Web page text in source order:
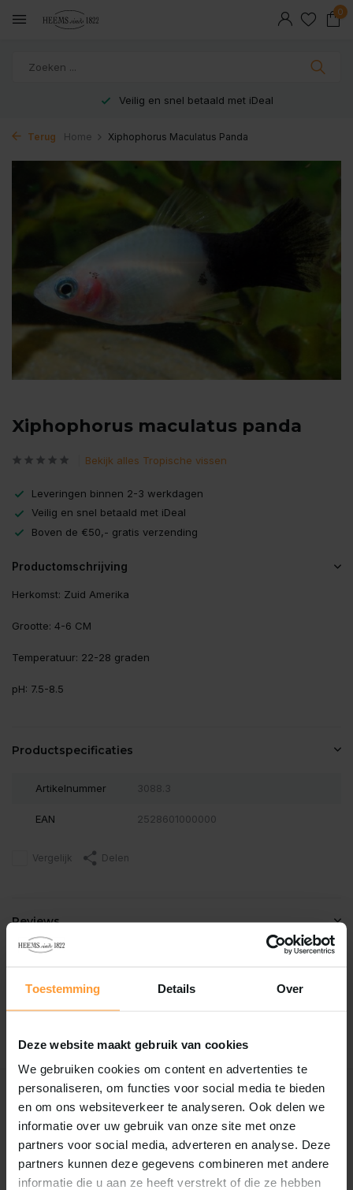
Toestemming Details Over
Deze website maakt gebruik van cookies
We gebruiken cookies om content en advertenties te
personaliseren, om functies voor social media te bieden
en om ons websiteverkeer te analyseren. Ook delen we
informatie over uw gebruik van onze site met onze
partners voor social media, adverteren en analyse. Deze
partners kunnen deze gegevens combineren met andere
informatie die u aan ze heeft verstrekt of die ze hebben
0
Veilig en snel betaald met iDeal
Terug Home Xiphophorus Maculatus Panda
Xiphophorus maculatus panda
Bekijk alles Tropische vissen
Leveringen binnen 2-3 werkdagen
Veilig en snel betaald met iDeal
Boven de €50,- gratis verzending
Productomschrijving
Herkomst: Zuid Amerika
Grootte: 4-6 CM
Temperatuur: 22-28 graden
pH: 7.5-8.5
Productspecificaties
Artikelnummer 3088.3
EAN 2528601000000
Vergelijk Delen
Reviews
Er zijn nog geen reviews geschreven over dit product..
Recent bekeken